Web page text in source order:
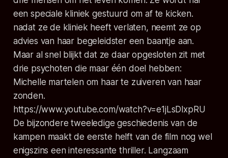
een speciale kliniek gestuurd om af te kicken.
nadat ze de kliniek heeft verlaten, neemt ze op
advies van haar begeleidster een baantje aan.
Maar al snel blijkt dat ze daar opgesloten zit met
drie psychoten die maar één doel hebben:
Michelle martelen om haar te zuiveren van haar
zonden.
https://www.youtube.com/watch?v=e1jLsDlxpRU
De bijzondere tweeledige geschiedenis van de
kampen maakt de eerste helft van de film nog wel
enigszins een interessante thriller. Langzaam